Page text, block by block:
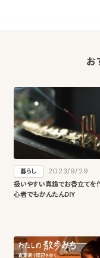
お
暮らし
2023/9/29
扱いやすい真鍮でお香立てを
心者でもかんたんDIY